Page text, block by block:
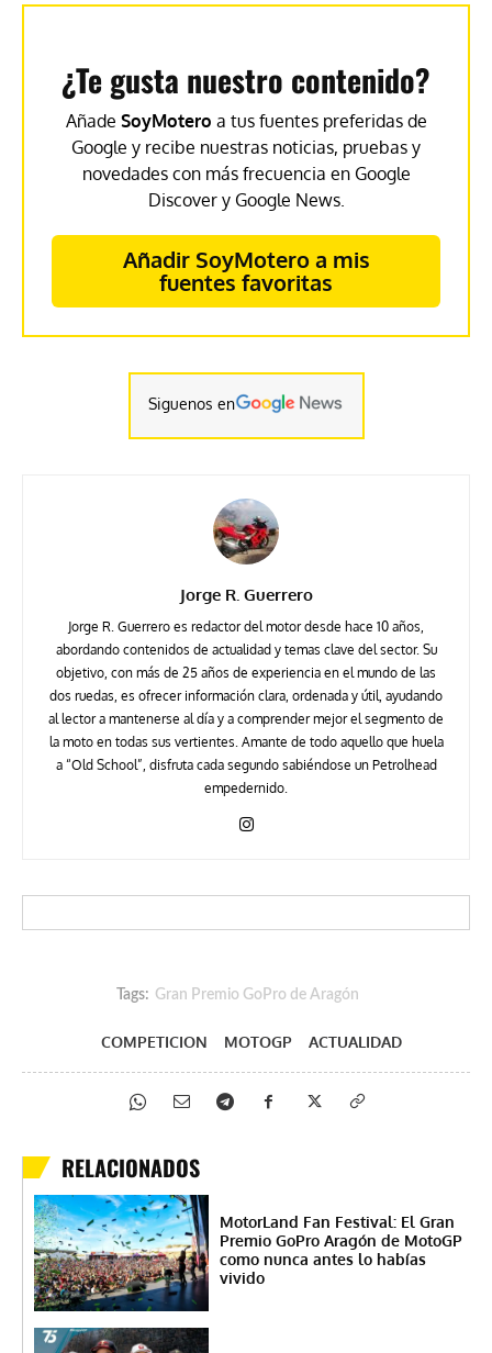
¿Te gusta nuestro contenido?
Añade SoyMotero a tus fuentes preferidas de
Google y recibe nuestras noticias, pruebas y
novedades con más frecuencia en Google
Discover y Google News.
Añadir SoyMotero a mis
fuentes favoritas
Siguenos en
Jorge R. Guerrero
Jorge R. Guerrero es redactor del motor desde hace 10 años,
abordando contenidos de actualidad y temas clave del sector. Su
objetivo, con más de 25 años de experiencia en el mundo de las
dos ruedas, es ofrecer información clara, ordenada y útil, ayudando
al lector a mantenerse al día y a comprender mejor el segmento de
la moto en todas sus vertientes. Amante de todo aquello que huela
a “Old School”, disfruta cada segundo sabiéndose un Petrolhead
empedernido.
Tags: Gran Premio GoPro de Aragón
COMPETICION MOTOGP ACTUALIDAD
RELACIONADOS
MotorLand Fan Festival: El Gran
Premio GoPro Aragón de MotoGP
como nunca antes lo habías
vivido